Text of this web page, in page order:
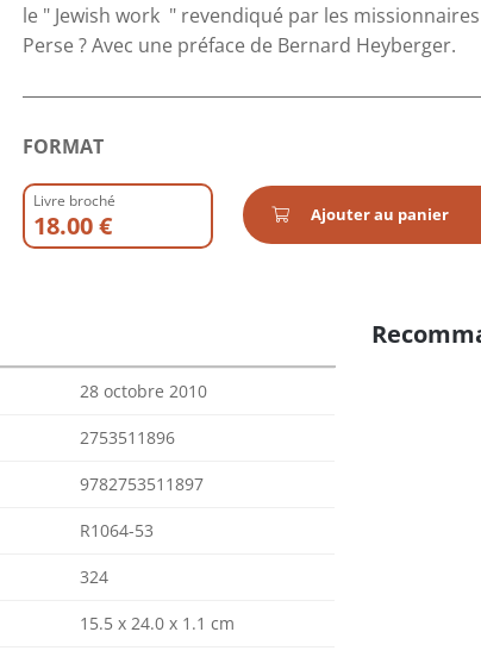
le " Jewish work " revendiqué par les
Perse ? Avec une préface de Bernard Heyberger.
FORMAT
Livre broché
18.00 € Ajouter au panier
28 octobre 2010
2753511896
9782753511897
R1064-53
324
15.5 x 24.0 x 1.1 cm